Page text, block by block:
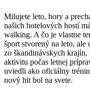
Milujete leto, hory a
našich hotelových hostí
walking. A čo je vlastne
šport stvorený na leto,
zo škandinávskych
aktivitu počas letnej
uviedli ako oficiálny
nový hit bol na svete.